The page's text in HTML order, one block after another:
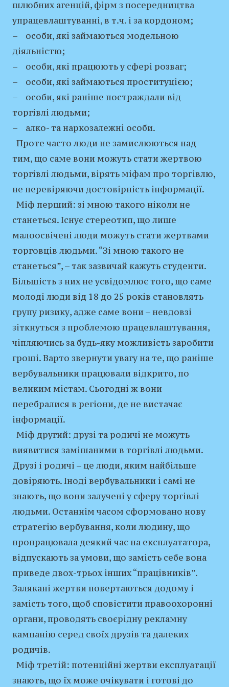
шлюбних агенцій, фірм з посередництва
упрацевлаштуванні, в т.ч. і за кордоном;
– особи, які займаються модельною
діяльністю;
– особи, які працюють у сфері розваг;
– особи, які займаються проституцією;
– особи, які раніше постраждали від
торгівлі людьми;
– алко- та наркозалежні особи.
Проте часто люди не замислюються над
тим, що саме вони можуть стати жертвою
торгівлі людьми, вірять міфам про торгівлю,
не перевіряючи достовірність інформації.
Міф перший: зі мною такого ніколи не
станеться. Існує стереотип, що лише
малоосвічені люди можуть стати жертвами
торговців людьми. “Зі мною такого не
станеться”, – так зазвичай кажуть студенти.
Більшість з них не усвідомлює того, що саме
молоді люди від 18 до 25 років становлять
групу ризику, адже саме вони – невдовзі
зіткнуться з проблемою працевлаштування,
чіпляючись за будь-яку можливість заробити
гроші. Варто звернути увагу на те, що раніше
вербувальники працювали відкрито, по
великим містам. Сьогодні ж вони
перебралися в регіони, де не вистачає
інформації.
Міф другий: друзі та родичі не можуть
виявитися замішаними в торгівлі людьми.
Друзі і родичі – це люди, яким найбільше
довіряють. Іноді вербувальники і самі не
знають, що вони залучені у сферу торгівлі
людьми. Останнім часом сформовано нову
стратегію вербування, коли людину, що
пропрацювала деякий час на експлуататора,
відпускають за умови, що замість себе вона
приведе двох-трьох інших “працівників”.
Залякані жертви повертаються додому і
замість того, щоб сповістити правоохоронні
органи, проводять своєрідну рекламну
кампанію серед своїх друзів та далеких
родичів.
Міф третій: потенційні жертви експлуатації
знають, що їх може очікувати і готові до